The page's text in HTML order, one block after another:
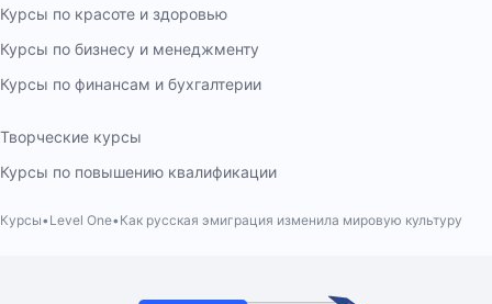
Курсы по красоте и здоровью
Курсы по бизнесу и менеджменту
Курсы по финансам и бухгалтерии
Творческие курсы
Курсы по повышению квалификации
Курсы Level One Как русская эмиграция изменила мировую культуру